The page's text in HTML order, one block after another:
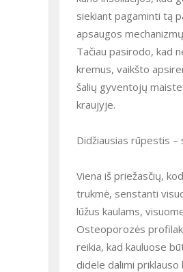
siekiant pagaminti tą
apsaugos
Tačiau pasirodo, kad
kremus, vaikšto
šalių gyventojų
kraujyje.
Didžiausias rūpestis
Viena iš priežasčių,
trukmė, senstanti
lūžus kaulams,
Osteoporozės
reikia, kad kauluose
didele dalimi